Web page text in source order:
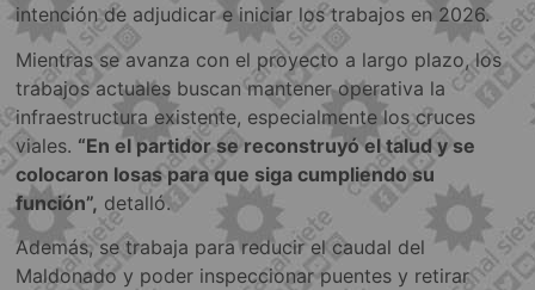
intención de adjudicar e iniciar los trabajos en 2026.
Mientras se avanza con el proyecto a largo plazo, los
trabajos actuales buscan mantener operativa la
infraestructura existente, especialmente los cruces
viales. “En el partidor se reconstruyó el talud y se
colocaron losas para que siga cumpliendo su
función”, detalló.
Además, se trabaja para reducir el caudal del
Maldonado y poder inspeccionar puentes y retirar